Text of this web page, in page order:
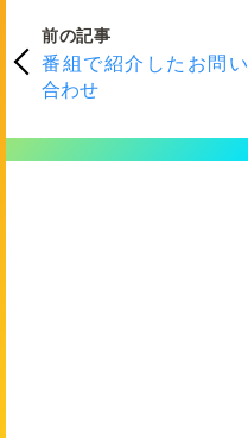
前の記事
番組で紹介したお問い
合わせ